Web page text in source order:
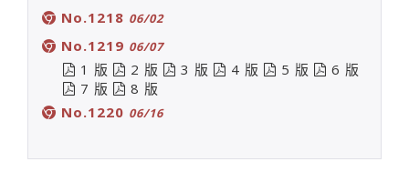
No.1218 06/02
No.1219 06/07
1 版 2 版 3 版 4 版 5 版
6 版
7 版
8 版
No.1220 06/16